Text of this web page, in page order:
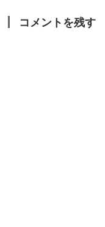
コメントを残す